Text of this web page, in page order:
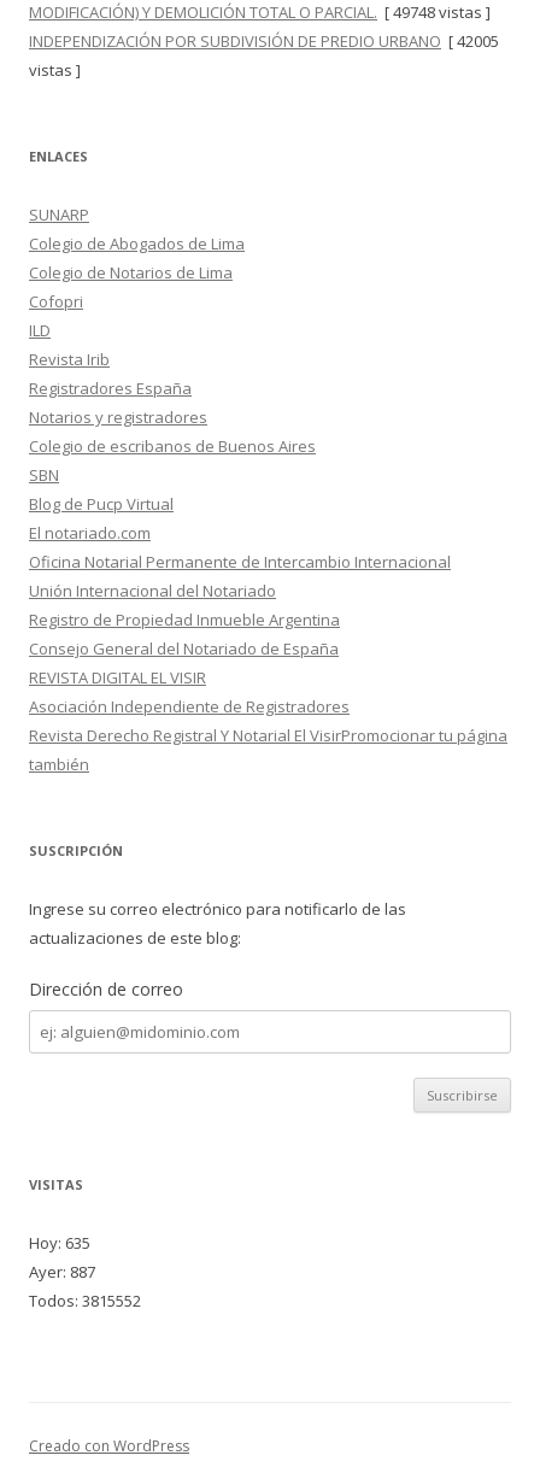
MODIFICACIÓN) Y DEMOLICIÓN TOTAL O PARCIAL. [ 49748 vistas ]
INDEPENDIZACIÓN POR SUBDIVISIÓN DE PREDIO URBANO [ 42005
vistas ]
ENLACES
SUNARP
Colegio de Abogados de Lima
Colegio de Notarios de Lima
Cofopri
ILD
Revista Irib
Registradores España
Notarios y registradores
Colegio de escribanos de Buenos Aires
SBN
Blog de Pucp Virtual
El notariado.com
Oficina Notarial Permanente de Intercambio Internacional
Unión Internacional del Notariado
Registro de Propiedad Inmueble Argentina
Consejo General del Notariado de España
REVISTA DIGITAL EL VISIR
Asociación Independiente de Registradores
Revista Derecho Registral Y Notarial El VisirPromocionar tu página
también
SUSCRIPCIÓN
Ingrese su correo electrónico para notificarlo de las
actualizaciones de este blog:
Dirección de correo
Dirección
de
correo
VISITAS
Hoy: 635
Ayer: 887
Todos: 3815552
Creado con WordPress